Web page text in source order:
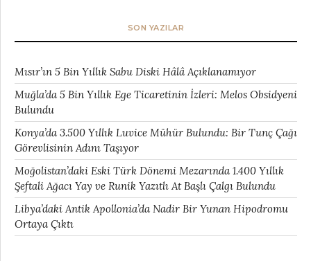
SON YAZILAR
Mısır’ın 5 Bin Yıllık Sabu Diski Hâlâ Açıklanamıyor
Muğla’da 5 Bin Yıllık Ege Ticaretinin İzleri: Melos Obsidyeni
Bulundu
Konya’da 3.500 Yıllık Luvice Mühür Bulundu: Bir Tunç Çağı
Görevlisinin Adını Taşıyor
Moğolistan’daki Eski Türk Dönemi Mezarında 1.400 Yıllık
Şeftali Ağacı Yay ve Runik Yazıtlı At Başlı Çalgı Bulundu
Libya’daki Antik Apollonia’da Nadir Bir Yunan Hipodromu
Ortaya Çıktı